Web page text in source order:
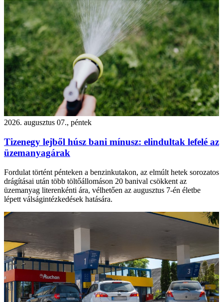
2026. augusztus 07., péntek
Tizenegy lejből húsz bani mínusz: elindultak lefelé az
üzemanyagárak
Fordulat történt pénteken a benzinkutakon, az elmúlt hetek sorozatos
drágításai után több töltőállomáson 20 banival csökkent az
üzemanyag literenkénti ára, vélhetően az augusztus 7-én életbe
lépett válságintézkedések hatására.